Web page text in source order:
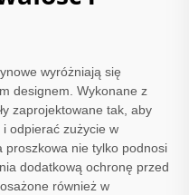
wyróżniają się
designem. Wykonane z
zaprojektowane tak, aby
odpierać zużycie w
proszkowa nie tylko podnosi
dodatkową ochronę przed
również w